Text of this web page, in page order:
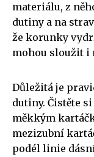
materiálu, z
dutiny a na
že korunky
mohou sloužit i
Důležitá je
dutiny. Čistěte
měkkým
mezizubní
podél linie